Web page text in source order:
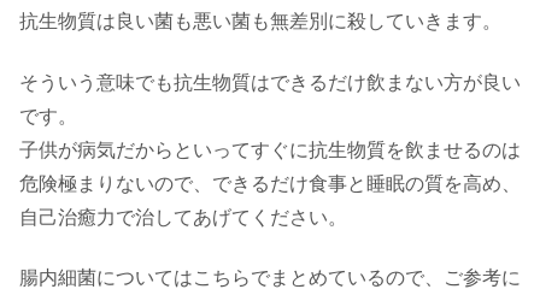
抗生物質は良い菌も悪い菌も無差別に殺していきます。
そういう意味でも抗生物質はできるだけ飲まない方が良い
です。
子供が病気だからといってすぐに抗生物質を飲ませるのは
危険極まりないので、できるだけ食事と睡眠の質を高め、
自己治癒力で治してあげてください。
腸内細菌についてはこちらでまとめているので、ご参考に